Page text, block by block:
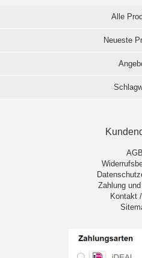
Alle
Neueste
AGB
Zahlung
Kontakt